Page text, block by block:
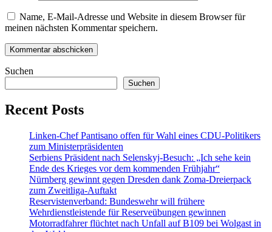
Name, E-Mail-Adresse und Website in diesem Browser für
meinen nächsten Kommentar speichern.
Suchen
Suchen
Recent Posts
Linken-Chef Pantisano offen für Wahl eines CDU-Politikers
zum Ministerpräsidenten
Serbiens Präsident nach Selenskyj-Besuch: „Ich sehe kein
Ende des Krieges vor dem kommenden Frühjahr“
Nürnberg gewinnt gegen Dresden dank Zoma-Dreierpack
zum Zweitliga-Auftakt
Reservistenverband: Bundeswehr will frühere
Wehrdienstleistende für Reserveübungen gewinnen
Motorradfahrer flüchtet nach Unfall auf B109 bei Wolgast in